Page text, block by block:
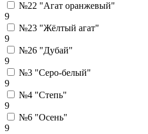
№22 "Агат оранжевый"
9
№23 "Жёлтый агат"
9
№26 "Дубай"
9
№3 "Серо-белый"
9
№4 "Степь"
9
№6 "Осень"
9